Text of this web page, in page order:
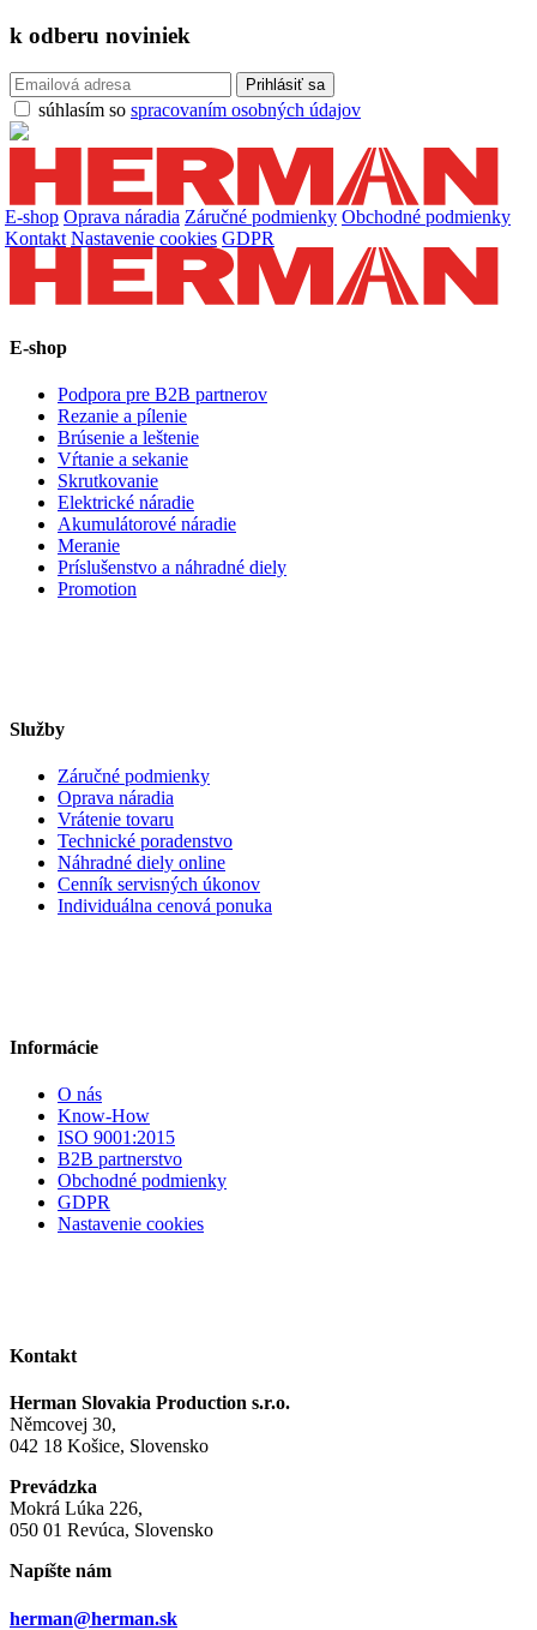
k odberu noviniek
súhlasím so spracovaním osobných údajov
E-shop Oprava náradia Záručné podmienky Obchodné podmienky
Kontakt Nastavenie cookies GDPR
E-shop
Podpora pre B2B partnerov
Rezanie a pílenie
Brúsenie a leštenie
Vŕtanie a sekanie
Skrutkovanie
Elektrické náradie
Akumulátorové náradie
Meranie
Príslušenstvo a náhradné diely
Promotion
Služby
Záručné podmienky
Oprava náradia
Vrátenie tovaru
Technické poradenstvo
Náhradné diely online
Cenník servisných úkonov
Individuálna cenová ponuka
Informácie
O nás
Know-How
ISO 9001:2015
B2B partnerstvo
Obchodné podmienky
GDPR
Nastavenie cookies
Kontakt
Herman Slovakia Production s.r.o.
Němcovej 30,
042 18 Košice, Slovensko
Prevádzka
Mokrá Lúka 226,
050 01 Revúca, Slovensko
Napíšte nám
herman@herman.sk